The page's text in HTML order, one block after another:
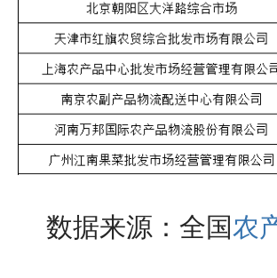
数据来源：全国农